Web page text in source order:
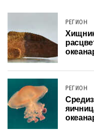
РЕГИОН
РЕГИОН